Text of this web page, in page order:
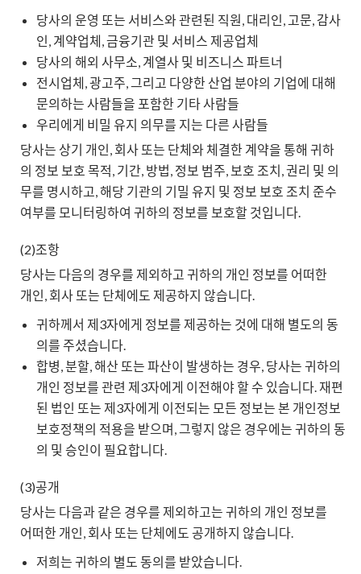
당사의 운영 또는 서비스와 관련된 직원, 대리인, 고문, 감사
인, 계약업체, 금융기관 및 서비스 제공업체
당사의 해외 사무소, 계열사 및 비즈니스 파트너
전시업체, 광고주, 그리고 다양한 산업 분야의 기업에 대해
문의하는 사람들을 포함한 기타 사람들
우리에게 비밀 유지 의무를 지는 다른 사람들
당사는 상기 개인, 회사 또는 단체와 체결한 계약을 통해 귀하
의 정보 보호 목적, 기간, 방법, 정보 범주, 보호 조치, 권리 및 의
무를 명시하고, 해당 기관의 기밀 유지 및 정보 보호 조치 준수
여부를 모니터링하여 귀하의 정보를 보호할 것입니다.
(2)조항
당사는 다음의 경우를 제외하고 귀하의 개인 정보를 어떠한
개인, 회사 또는 단체에도 제공하지 않습니다.
귀하께서 제3자에게 정보를 제공하는 것에 대해 별도의 동
의를 주셨습니다.
합병, 분할, 해산 또는 파산이 발생하는 경우, 당사는 귀하의
개인 정보를 관련 제3자에게 이전해야 할 수 있습니다. 재편
된 법인 또는 제3자에게 이전되는 모든 정보는 본 개인정보
보호정책의 적용을 받으며, 그렇지 않은 경우에는 귀하의 동
의 및 승인이 필요합니다.
(3)공개
당사는 다음과 같은 경우를 제외하고는 귀하의 개인 정보를
어떠한 개인, 회사 또는 단체에도 공개하지 않습니다.
저희는 귀하의 별도 동의를 받았습니다.